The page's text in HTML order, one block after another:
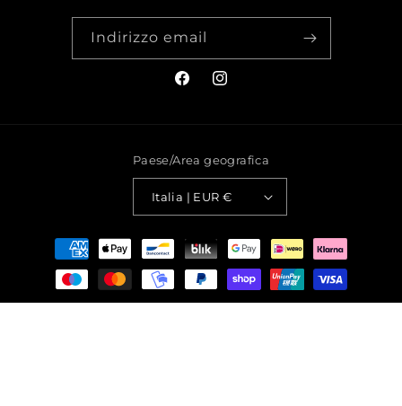
Indirizzo email
FacebookInstagram
Paese/Area geografica
Italia | EUR €
Metodi
pagamento